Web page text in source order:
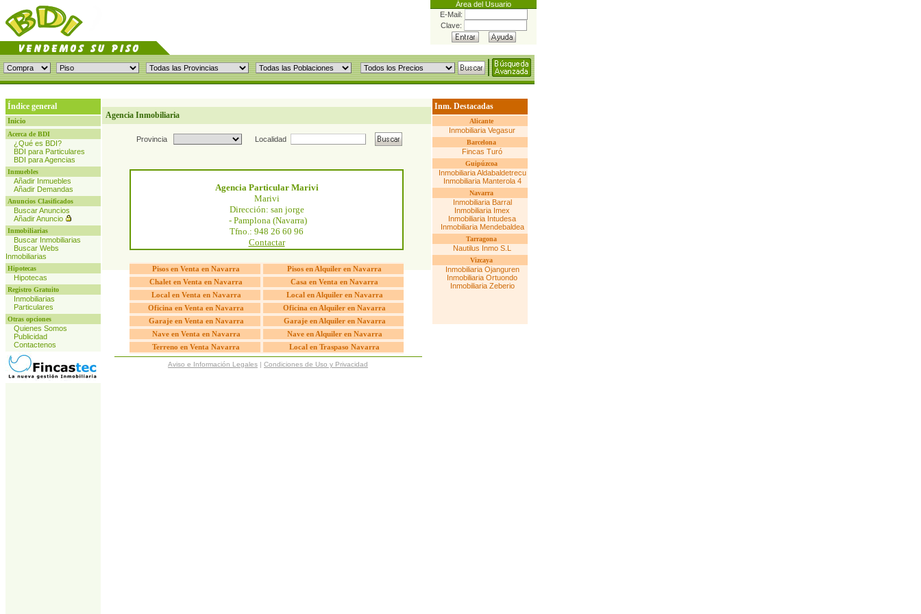
Área del Usuario
E-Mail:
Clave:
Índice general
Inicio
Acerca de BDI
¿Qué es BDI?
BDI para Particulares
BDI para Agencias
Inmuebles
Añadir Inmuebles
Añadir Demandas
Anuncios Clasificados
Buscar Anuncios
Añadir Anuncio
Inmobiliarias
Buscar Inmobiliarias
Buscar Webs
Inmobiliarias
Hipotecas
Hipotecas
Registro Gratuito
Inmobiliarias
Particulares
Otras opciones
Quienes Somos
Publicidad
Contactenos
Agencia Inmobiliaria
Provincia Localidad
Agencia Particular Marivi
Marivi
Dirección: san jorge
- Pamplona (Navarra)
Tfno.: 948 26 60 96
Contactar
Pisos en Venta en Navarra
Pisos en Alquiler en Navarra
Chalet en Venta en Navarra
Casa en Venta en Navarra
Local en Venta en Navarra
Local en Alquiler en Navarra
Oficina en Venta en Navarra
Oficina en Alquiler en Navarra
Garaje en Venta en Navarra
Garaje en Alquiler en Navarra
Nave en Venta en Navarra
Nave en Alquiler en Navarra
Terreno en Venta Navarra
Local en Traspaso Navarra
Aviso e Información Legales | Condiciones de Uso y Privacidad
Inm. Destacadas
Alicante
Inmobiliaria Vegasur
Barcelona
Fincas Turó
Guipúzcoa
Inmobiliaria Aldabaldetrecu
Inmobiliaria Manterola 4
Navarra
Inmobiliaria Barral
Inmobiliaria Imex
Inmobiliaria Intudesa
Inmobiliaria Mendebaldea
Tarragona
Nautilus Inmo S.L
Vizcaya
Inmobiliaria Ojanguren
Inmobiliaria Ortuondo
Inmobiliaria Zeberio